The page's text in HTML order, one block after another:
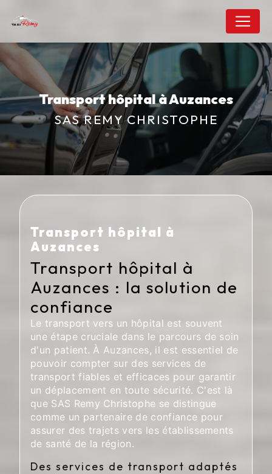
Transport hôpital à Auzances
SAS REMY CHRISTOPHE
Transport hôpital à
Auzances
Transport hôpital à
Auzances : la solution de
confiance
Le transport vers un hôpital est souvent
une étape cruciale dans le parcours de soin
d'un patient. À Auzances, il est essentiel de
pouvoir compter sur des services de
transport fiables et efficaces pour garantir
un déplacement en toute sécurité. C'est là
que SAS Remy Christophe se distingue
comme un partenaire de confiance pour
assurer des trajets vers les établissements
de santé de la région.
Des services de transport adaptés